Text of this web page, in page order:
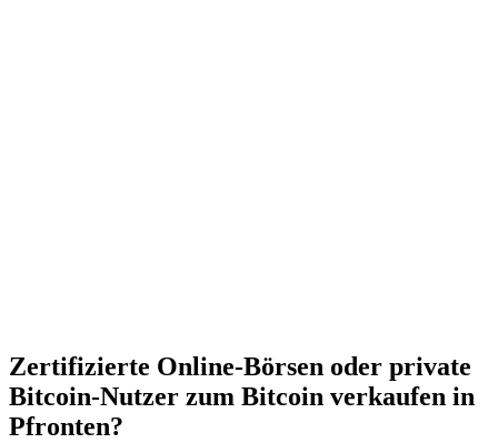
Zertifizierte Online-Börsen oder private
Bitcoin-Nutzer zum Bitcoin verkaufen in
Pfronten?